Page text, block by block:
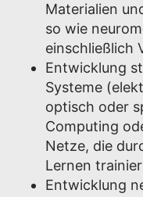
Materialien
so wie
einschließlich
Entwicklung
Systeme
optisch oder
Computing
Netze, die
Lernen
Entwicklung